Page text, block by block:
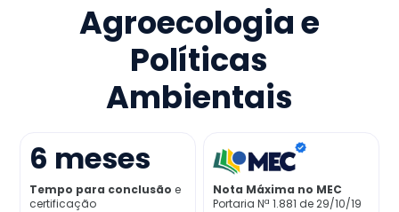
Como funciona
Credenciamento MEC
Já sou aluno
Agroecologia e
Políticas
Ambientais
6 meses
Tempo para conclusão e
certificação
Nota Máxima no MEC
Portaria Nª 1.881 de 29/10/19